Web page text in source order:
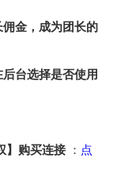
金，成为团长的
台选择是否使用
】购买连接 ： 点